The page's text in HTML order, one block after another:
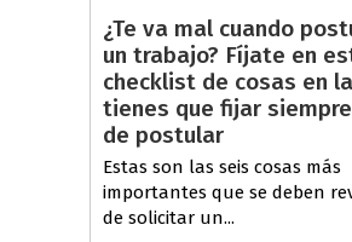
¿Te va mal cuando
un trabajo? Fíjate en
checklist de cosas en
tienes que fijar
de postular
Estas son las seis cosas más
importantes que se deben
de solicitar un...